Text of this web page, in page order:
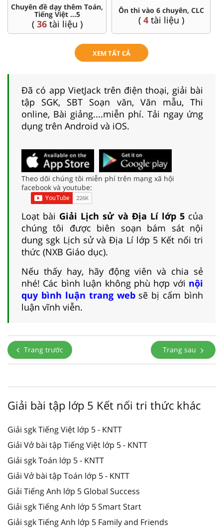
Chuyên đề dạy thêm Toán,
Tiếng Việt ...5
( 36tài liệu )
Ôn thi vào 6 chuyên, CLC
( 4tài liệu )
XEM TẤT CẢ
Đã có app VietJack trên điện thoại, giải bài
tập SGK, SBT Soạn văn, Văn mẫu, Thi
online, Bài giảng....miễn phí. Tải ngay ứng
dụng trên Android và iOS.
Theo dõi chúng tôi miễn phí trên mạng xã hội
facebook và youtube:
Loạt bài Giải Lịch sử và Địa Lí lớp 5của
chúng tôi được biên soạn bám sát nội
dung sgk Lịch sử và Địa Lí lớp 5 Kết nối tri
thức (NXB Giáo dục).
Nếu thấy hay, hãy động viên và chia sẻ
nhé! Các bình luận không phù hợp với nội
quy bình luận trang websẽ bị cấm bình
luận vĩnh viễn.
Trang trước Trang sau
Giải bài tập lớp 5 Kết nối tri thức khác
Giải sgk Tiếng Việt lớp 5 - KNTT
Giải Vở bài tập Tiếng Việt lớp 5 - KNTT
Giải sgk Toán lớp 5 - KNTT
Giải Vở bài tập Toán lớp 5 - KNTT
Giải Tiếng Anh lớp 5 Global Success
Giải sgk Tiếng Anh lớp 5 Smart Start
Giải sgk Tiếng Anh lớp 5 Family and Friends